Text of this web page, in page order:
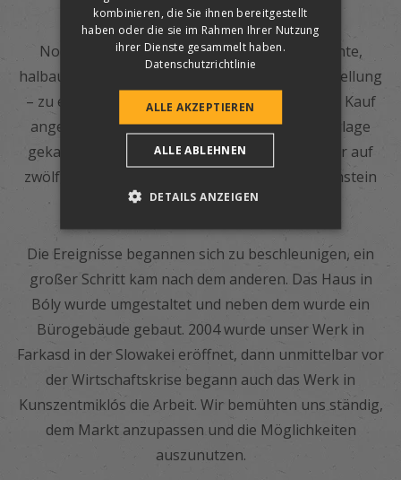
Noch in demselben Jahr wurde eine gebrauchte,
halbautomatische Maschine zur Dachsteinherstellung
– zu einem günstigen Preis – in Slowenien zum Kauf
angeboten. Das Kleinwerk in Bóly hat diese Anlage
gekauft und erhöhte die Anzahl der Mitarbeiter auf
zwölf, so wurden 1995 bereits eine Million Dachstein
mit der neuen Maschine gefertigt.
Die Ereignisse begannen sich zu beschleunigen, ein
großer Schritt kam nach dem anderen. Das Haus in
Bóly wurde umgestaltet und neben dem wurde ein
Bürogebäude gebaut. 2004 wurde unser Werk in
Farkasd in der Slowakei eröffnet, dann unmittelbar vor
der Wirtschaftskrise begann auch das Werk in
Kunszentmiklós die Arbeit. Wir bemühten uns ständig,
dem Markt anzupassen und die Möglichkeiten
auszunutzen.
kombinieren, die Sie ihnen bereitgestellt
haben oder die sie im Rahmen Ihrer Nutzung
ihrer Dienste gesammelt haben.
Datenschutzrichtlinie
ALLE AKZEPTIEREN
ALLE ABLEHNEN
DETAILS ANZEIGEN